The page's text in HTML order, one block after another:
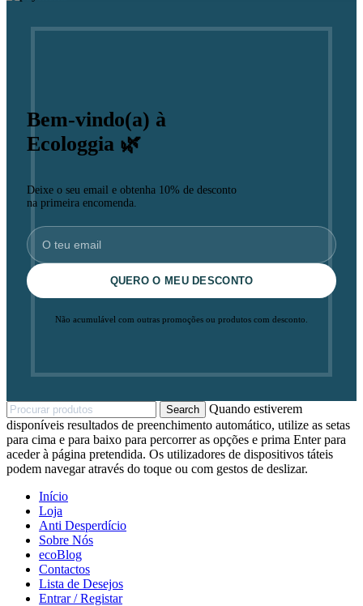
Bem-vindo(a) à
Ecologgia 🌿
Deixe o seu email e obtenha 10% de desconto
na primeira encomenda.
QUERO O MEU DESCONTO
Não acumulável com outras promoções ou produtos com desconto.
Search
Quando estiverem
disponíveis resultados de preenchimento automático, utilize as setas
para cima e para baixo para percorrer as opções e prima Enter para
aceder à página pretendida. Os utilizadores de dispositivos táteis
podem navegar através do toque ou com gestos de deslizar.
Início
Loja
Anti Desperdício
Sobre Nós
ecoBlog
Contactos
Lista de Desejos
Entrar / Registar